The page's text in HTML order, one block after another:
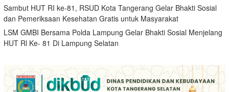
Sambut HUT RI ke-81, RSUD Kota Tangerang Gelar Bhakti Sosial
dan Pemeriksaan Kesehatan Gratis untuk Masyarakat
LSM GMBI Bersama Polda Lampung Gelar Bhakti Sosial Menjelang
HUT Rl Ke- 81 Di Lampung Selatan